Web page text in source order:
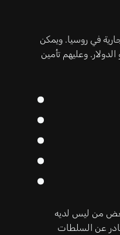
في روسيا. ويمكن
وعليهم تأمين
من ليس لديه
عن السلطات